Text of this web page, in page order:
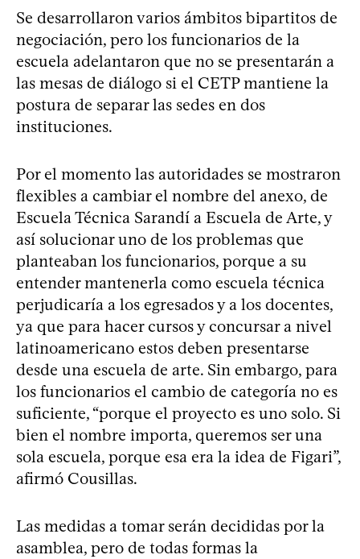
Se desarrollaron varios ámbitos bipartitos de
negociación, pero los funcionarios de la
escuela adelantaron que no se presentarán a
las mesas de diálogo si el CETP mantiene la
postura de separar las sedes en dos
instituciones.
Por el momento las autoridades se mostraron
flexibles a cambiar el nombre del anexo, de
Escuela Técnica Sarandí a Escuela de Arte, y
así solucionar uno de los problemas que
planteaban los funcionarios, porque a su
entender mantenerla como escuela técnica
perjudicaría a los egresados y a los docentes,
ya que para hacer cursos y concursar a nivel
latinoamericano estos deben presentarse
desde una escuela de arte. Sin embargo, para
los funcionarios el cambio de categoría no es
suficiente, “porque el proyecto es uno solo. Si
bien el nombre importa, queremos ser una
sola escuela, porque esa era la idea de Figari”,
afirmó Cousillas.
Las medidas a tomar serán decididas por la
asamblea, pero de todas formas la